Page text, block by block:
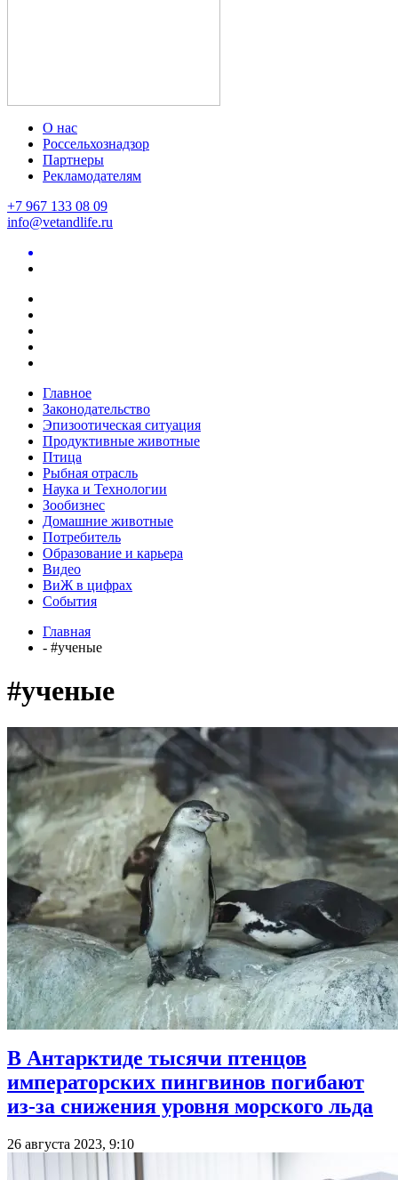
О нас
Россельхознадзор
Партнеры
Рекламодателям
+7 967 133 08 09
info@vetandlife.ru
Главное
Законодательство
Эпизоотическая ситуация
Продуктивные животные
Птица
Рыбная отрасль
Наука и Технологии
Зообизнес
Домашние животные
Потребитель
Образование и карьера
Видео
ВиЖ в цифрах
События
Главная
- #ученые
#ученые
В Антарктиде тысячи птенцов
императорских пингвинов погибают
из-за снижения уровня морского льда
26 августа 2023, 9:10